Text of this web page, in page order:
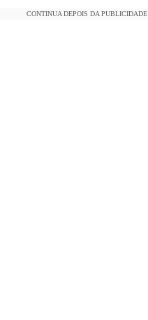
CONTINUA DEPOIS DA PUBLICIDADE